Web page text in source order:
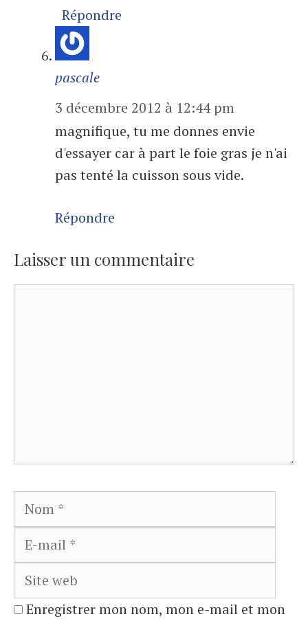
Répondre
pascale
3 décembre 2012 à 12:44 pm
magnifique, tu me donnes envie
d'essayer car à part le foie gras je n'ai
pas tenté la cuisson sous vide.
Répondre
Laisser un commentaire
Nom
Enregistrer mon nom, mon e-mail et mon